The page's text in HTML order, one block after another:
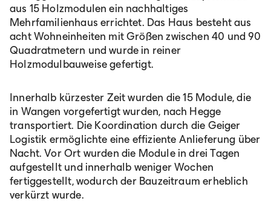
aus 15 Holzmodulen ein nachhaltiges
Mehrfamilienhaus errichtet. Das Haus besteht aus
acht Wohneinheiten mit Größen zwischen 40 und 90
Quadratmetern und wurde in reiner
Holzmodulbauweise gefertigt.
Innerhalb kürzester Zeit wurden die 15 Module, die
in Wangen vorgefertigt wurden, nach Hegge
transportiert. Die Koordination durch die Geiger
Logistik ermöglichte eine effiziente Anlieferung über
Nacht. Vor Ort wurden die Module in drei Tagen
aufgestellt und innerhalb weniger Wochen
fertiggestellt, wodurch der Bauzeitraum erheblich
verkürzt wurde.